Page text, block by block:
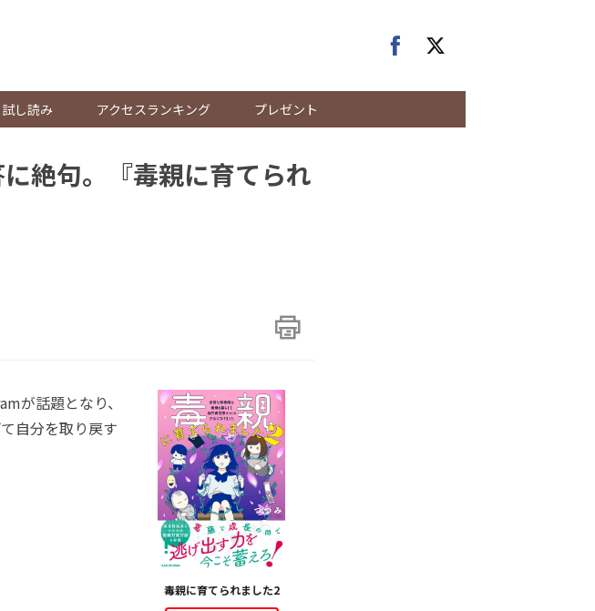
試し読み アクセスランキング プレゼント
に絶句。『毒親に育てられ
毒親に育てられました2
が話題となり、
自分を取り戻す